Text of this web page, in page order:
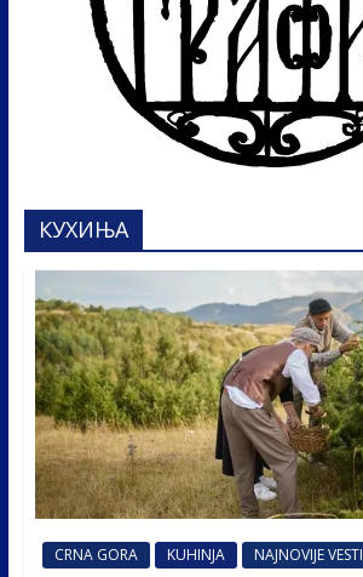
КУХИЊА
CRNA GORA KUHINJA NAJNOVIJE VESTI